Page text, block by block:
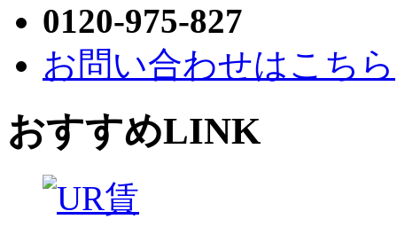
0120-975-827
お問い合わせはこちら
おすすめLINK